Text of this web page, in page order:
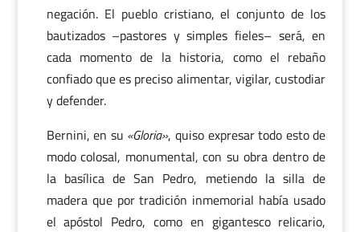
negación. El pueblo cristiano, el conjunto de los
bautizados –pastores y simples fieles– será, en
cada momento de la historia, como el rebaño
confiado que es preciso alimentar, vigilar, custodiar
y defender.
Bernini, en su «Gloria», quiso expresar todo esto de
modo colosal, monumental, con su obra dentro de
la basílica de San Pedro, metiendo la silla de
madera que por tradición inmemorial había usado
el apóstol Pedro, como en gigantesco relicario,